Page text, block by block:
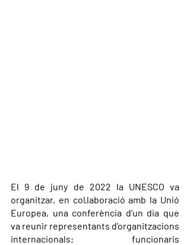
El 9 de juny de 2022 la UNESCO va
organitzar, en col·laboració amb la Unió
Europea, una conferència d'un dia que
va reunir representants d'organitzacions
internacionals; funcionaris